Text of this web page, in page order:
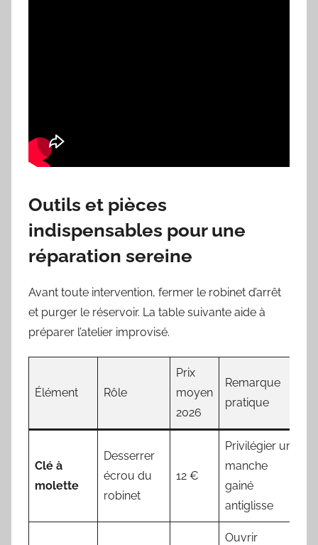
Outils et pièces
indispensables pour une
réparation sereine
Avant toute intervention, fermer le robinet d’arrêt
et purger le réservoir. La table suivante aide à
préparer l’atelier improvisé.
Élément Rôle
Prix
moyen
2026
Remarque
pratique
Clé à
molette
Desserrer
écrou du
robinet
12 €
Privilégier un
manche
gainé
antiglisse
Ouvrir